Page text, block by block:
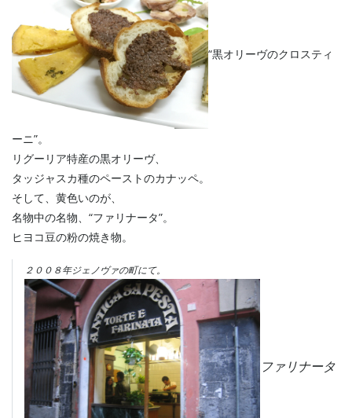
“黒オリーヴのクロスティ
ーニ”。
リグーリア特産の黒オリーヴ、
タッジャスカ種のペーストのカナッペ。
そして、黄色いのが、
名物中の名物、“ファリナータ”。
ヒヨコ豆の粉の焼き物。
２００８年ジェノヴァの町にて。
ファリナータ